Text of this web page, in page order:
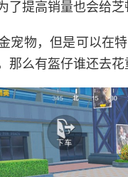
了提高销量也会给芝
宠物，但是可以在
那么有盔仔谁还去花